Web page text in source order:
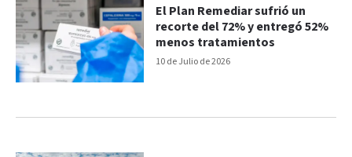
10 de Julio de 2026
El Plan Remediar sufrió un
recorte del 72% y entregó 52%
menos tratamientos